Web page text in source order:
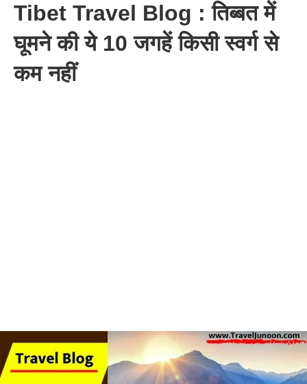
Tibet Travel Blog : तिब्बत में
घूमने की ये 10 जगहें किसी स्वर्ग से
कम नहीं